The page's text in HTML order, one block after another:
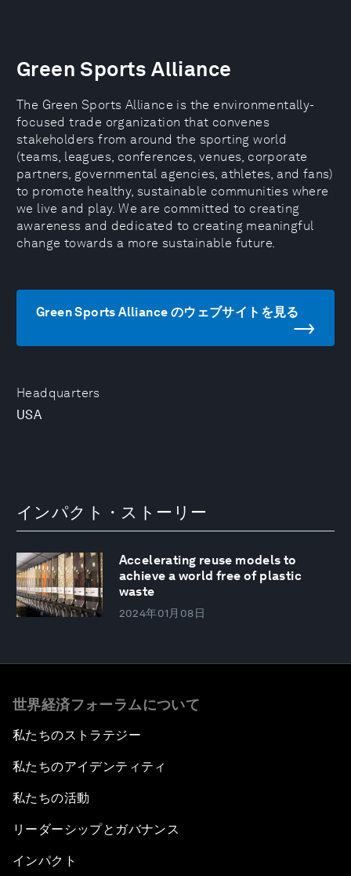
Headquarters
USA
Green Sports Alliance
The Green Sports Alliance is the environmentally-
focused trade organization that convenes
stakeholders from around the sporting world
(teams, leagues, conferences, venues, corporate
partners, governmental agencies, athletes, and fans)
to promote healthy, sustainable communities where
we live and play. We are committed to creating
awareness and dedicated to creating meaningful
change towards a more sustainable future.
Green Sports Alliance のウェブサイトを見る
インパクト・ストーリー
Accelerating reuse models to
achieve a world free of plastic
waste
2024年01月08日
世界経済フォーラムについて
私たちのストラテジー
私たちのアイデンティティ
私たちの活動
リーダーシップとガバナンス
インパクト